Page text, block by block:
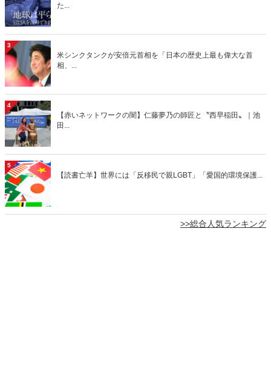
た...
3
米シンクタンクが安倍元首相を「日本の歴史上最も偉大な首
相、...
4
【赤いネットワークの闇】仁藤夢乃の師匠と〝西早稲田〟｜池
田...
5
【読書亡羊】世界には「反移民で親LGBT」「愛国的環境保護...
>>総合人気ランキング